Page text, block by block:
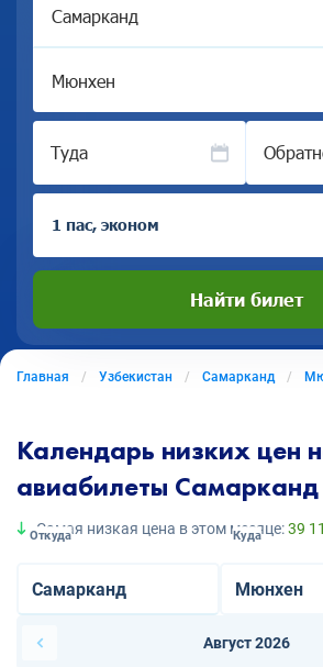
Туда
1 пас, эконом
Найти билет
Главная Узбекистан Самарканд
Календарь низких цен
авиабилеты
Самая низкая цена в этом месяце:39
Откуда Куда
Август 2026